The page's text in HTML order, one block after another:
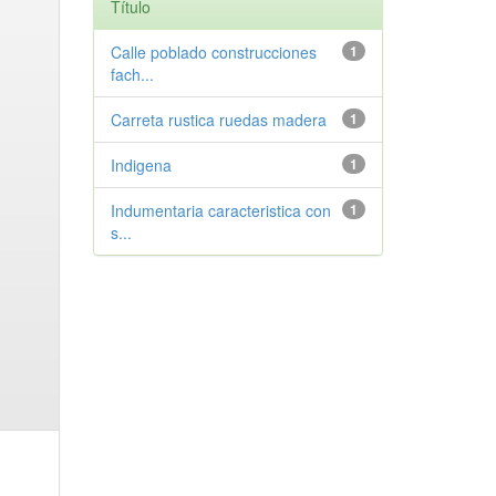
Título
1
Calle poblado construcciones
fach...
1
Carreta rustica ruedas madera
1
Indigena
1
Indumentaria caracteristica con
s...